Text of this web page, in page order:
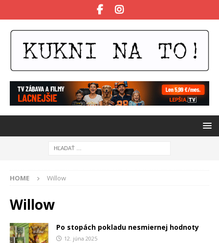
HOME Willow
Willow
Po stopách pokladu nesmiernej hodnoty
12. júna 2025